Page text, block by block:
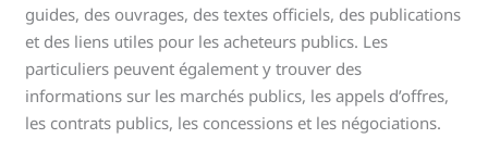
guides, des ouvrages, des textes officiels, des publications
et des liens utiles pour les acheteurs publics. Les
particuliers peuvent également y trouver des
informations sur les marchés publics, les appels d’offres,
les contrats publics, les concessions et les négociations.